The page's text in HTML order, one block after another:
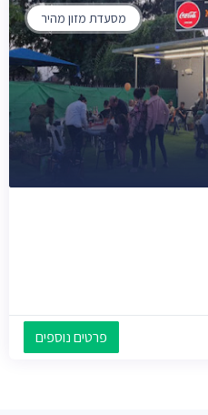
מסעדת מזון מהיר
פרטים נוספים